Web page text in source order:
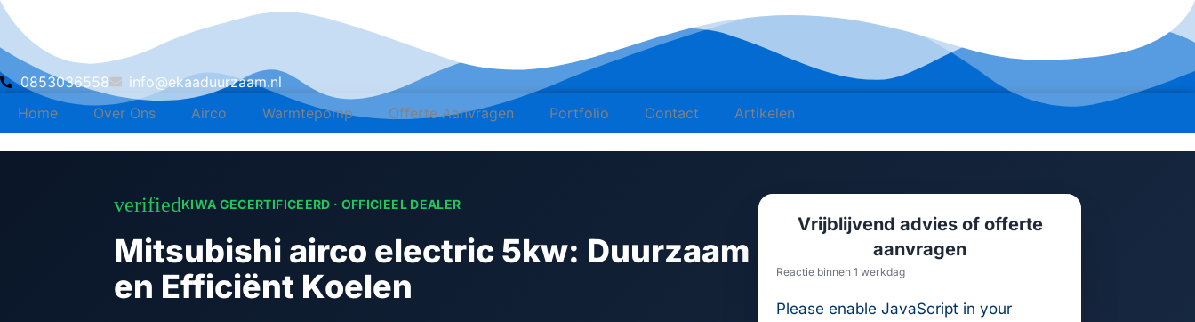
Skip
content
‪0853036558
info@ekaaduurzaam.nl
Home
Over Ons Airco Warmtepomp Offerte Aanvragen Portfolio Contact Artikelen
verifiedKIWA GECERTIFICEERD · OFFICIEEL DEALER
Mitsubishi airco electric 5kw: Duurzaam
en Efficiënt Koelen
Vrijblijvend advies of offerte
aanvragen
Reactie binnen 1 werkdag
Please enable JavaScript in your